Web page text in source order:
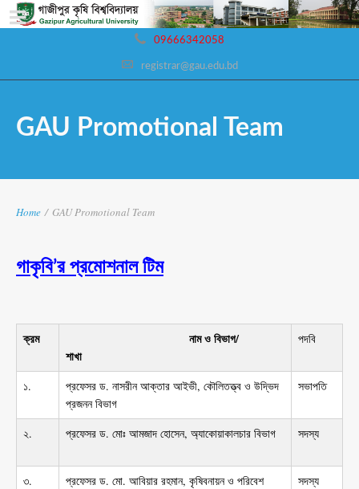
09666342058
registrar@gau.edu.bd
GAU Promotional Team
Home / GAU Promotional Team
গাকৃবি’র প্রমোশনাল টিম
ক্রম নাম ওবিভাগ/
শাখা
পদবি
১.
প্রফেসর ড. নাসরীন আক্তার আইভী, কৌলিতত্ত্ব ও উদ্ভিদ
প্রজনন বিভাগ
সভাপতি
২. প্রফেসর ড. মোঃ আমজাদ হোসেন, অ্যাকোয়াকালচার বিভাগ সদস্য
৩.
প্রফেসর ড. মো. আবিয়ার রহমান, কৃষিবনায়ন ও পরিবেশ
সদস্য